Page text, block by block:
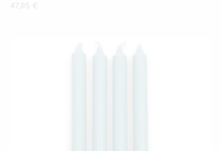
47,95 €